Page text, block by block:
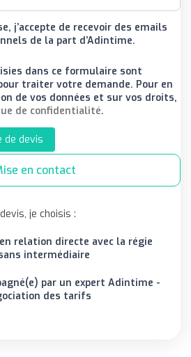
j’accepte de recevoir des emails
de la part d’Adintime.
dans ce formulaire sont
traiter votre demande. Pour en
de vos données et sur vos droits,
de confidentialité.
de devis
en contact
je choisis :
relation directe avec la régie
intermédiaire
par un expert Adintime -
des tarifs